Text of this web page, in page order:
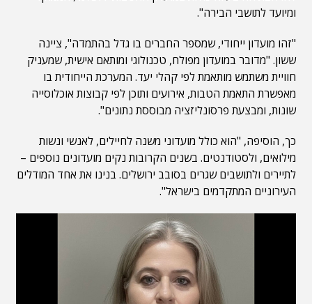
ומיועד לתושבי הבירה".
"זהו מועדון ייחודי, שמספר החברים בו גדל בהתמדה", ציינה
ששון. "מדובר במועדון מפולח, טכנולוגי ומותאם אישית, שמעניק
חוויית משתמש מותאמת לפי קהלי יעד. המערכת הייחודית בו
מאפשרת התאמת הטבות, אירועים ותוכן לפי קבוצות אוכלוסייה
שונות, ומבצעת פרסונליזציה מבוססת נתונים".
כך, הוסיפה, "הוא כולל מועדוני משנה לחיילים, לאנשי ונשות
מילואים, ולסטודנטים. בשנים הקרובות נקים מועדונים נוספים –
לתיירים ולתושבים שגרים בסובב ירושלים. בנינו את אחד המודלים
העירוניים המתקדמים בישראל".